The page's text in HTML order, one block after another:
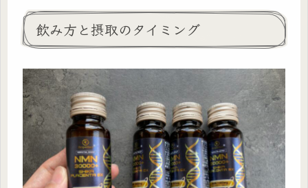
飲み方と摂取のタイミング